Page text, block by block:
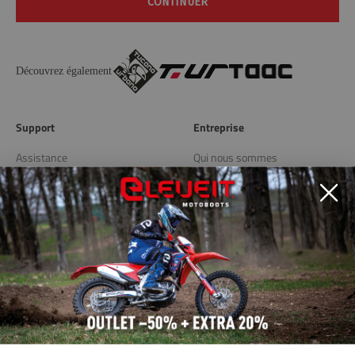
Découvrez également
Support
Assistance
Livraison et retours
Entreprise
Qui nous sommes
Blog
Store Locator
Liens utiles
Politique de confidentialité
Politique de cookies
Modifier les préférences de